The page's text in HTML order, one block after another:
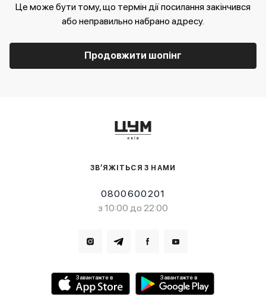
Це може бути тому, що термін дії посилання закінчився
або неправильно набрано адресу.
Продовжити шопінг
ЗВ’ЯЖІТЬСЯ З НАМИ
0800600201
з 10:00 до 22:00
Завантажте в Завантажте в